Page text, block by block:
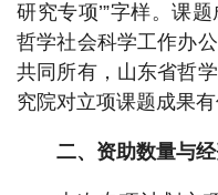
研究专项’”字样。课
哲学社会科学工作办
共同所有，山东省哲
究院对立项课题成果有
二、资助数量与